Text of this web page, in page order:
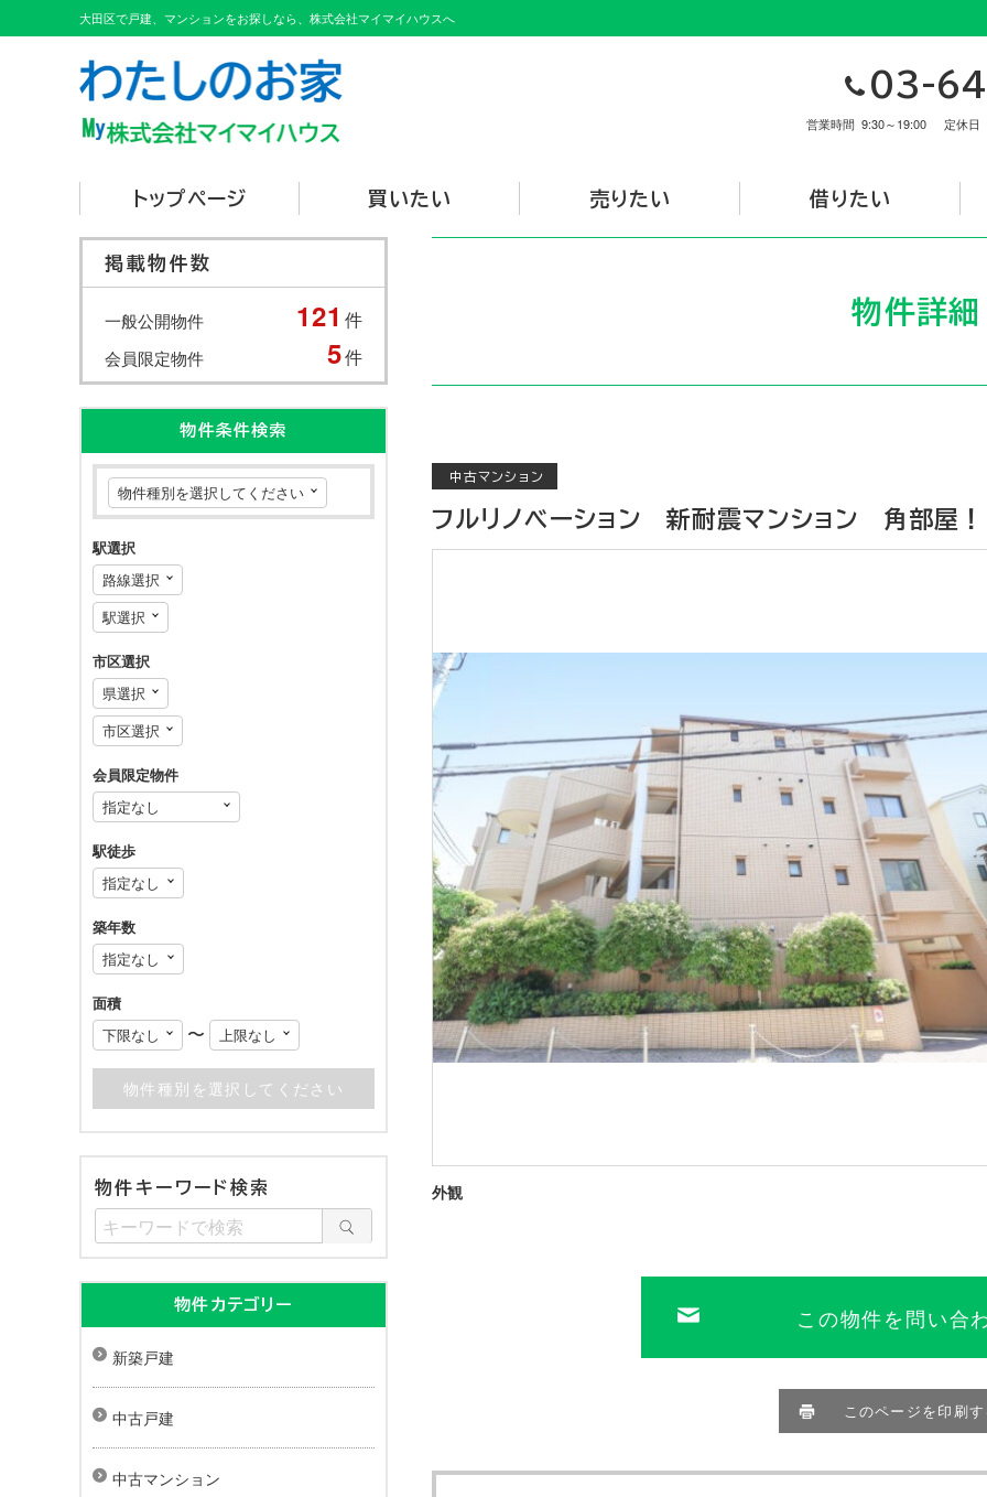
大田区で戸建、マンションをお探しなら、株式会社マイマイハウスへ
03-
営業時間 9:30～19:00 定休日
トップページ 買いたい 売りたい 借りたい
物件詳細
中古マンション
フルリノベーション 新耐震マンション 角部屋！
外観
この物件を問い合
このページを印刷す
掲載物件数
一般公開物件 121 件
会員限定物件 5件
物件条件検索
駅選択
市区選択
会員限定物件
駅徒歩
築年数
面積
〜
物件キーワード検索
物件カテゴリー
新築戸建
中古戸建
中古マンション